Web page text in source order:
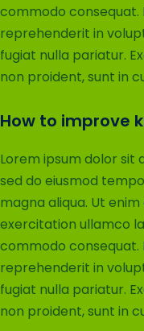
commodo consequat.
reprehenderit in
fugiat nulla pariatur.
non proident, sunt in
How to improve
Lorem ipsum dolor sit
sed do eiusmod
magna aliqua. Ut
exercitation ullamco
commodo consequat.
reprehenderit in
fugiat nulla pariatur.
non proident, sunt in